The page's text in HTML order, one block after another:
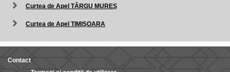
Curtea de Apel TÂRGU MUREŞ
Curtea de Apel TIMIŞOARA
Contact